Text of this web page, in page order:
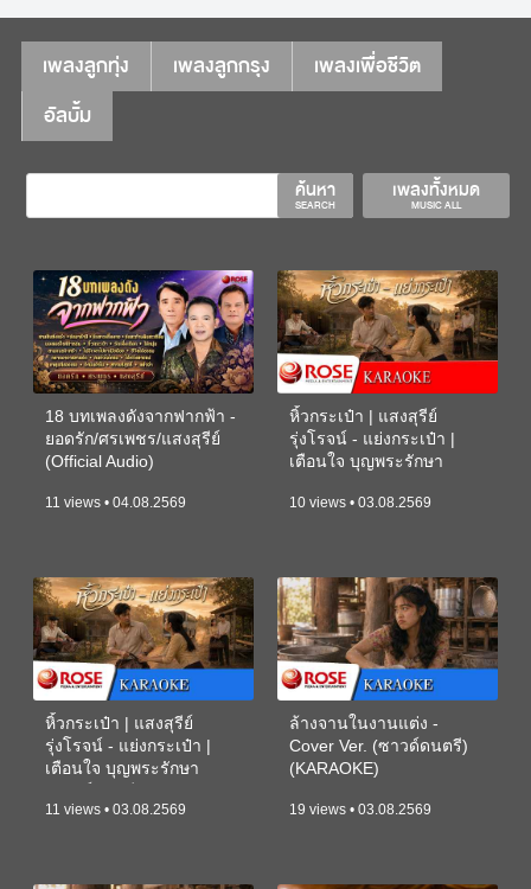
เพลงลูกทุ่ง เพลงลูกกรุง
เพลงเพื่อชีวิต
อัลบั้ม
เพลงทั้งหมด
MUSIC ALL
ค้นหา
SEARCH
18 บทเพลงดังจากฟากฟ้า -
ยอดรัก/ศรเพชร/แสงสุรีย์
(Official Audio)
11 views • 04.08.2569
หิ้วกระเป๋า | แสงสุรีย์
รุ่งโรจน์ - แย่งกระเป๋า |
เตือนใจ บุญพระรักษา
10 views • 03.08.2569
หิ้วกระเป๋า | แสงสุรีย์
รุ่งโรจน์ - แย่งกระเป๋า |
เตือนใจ บุญพระรักษา
11 views • 03.08.2569
ล้างจานในงานแต่ง -
Cover Ver. (ซาวด์ดนตรี)
(KARAOKE)
19 views • 03.08.2569